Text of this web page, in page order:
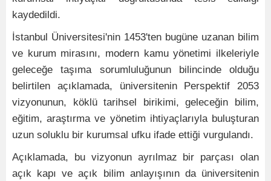
kaydedildi.
İstanbul Üniversitesi'nin 1453'ten bugüne uzanan bilim
ve kurum mirasını, modern kamu yönetimi ilkeleriyle
geleceğe taşıma sorumluluğunun bilincinde olduğu
belirtilen açıklamada, üniversitenin Perspektif 2053
vizyonunun, köklü tarihsel birikimi, geleceğin bilim,
eğitim, araştırma ve yönetim ihtiyaçlarıyla buluşturan
uzun soluklu bir kurumsal ufku ifade ettiği vurgulandı.
Açıklamada, bu vizyonun ayrılmaz bir parçası olan
açık kapı ve açık bilim anlayışının da üniversitenin